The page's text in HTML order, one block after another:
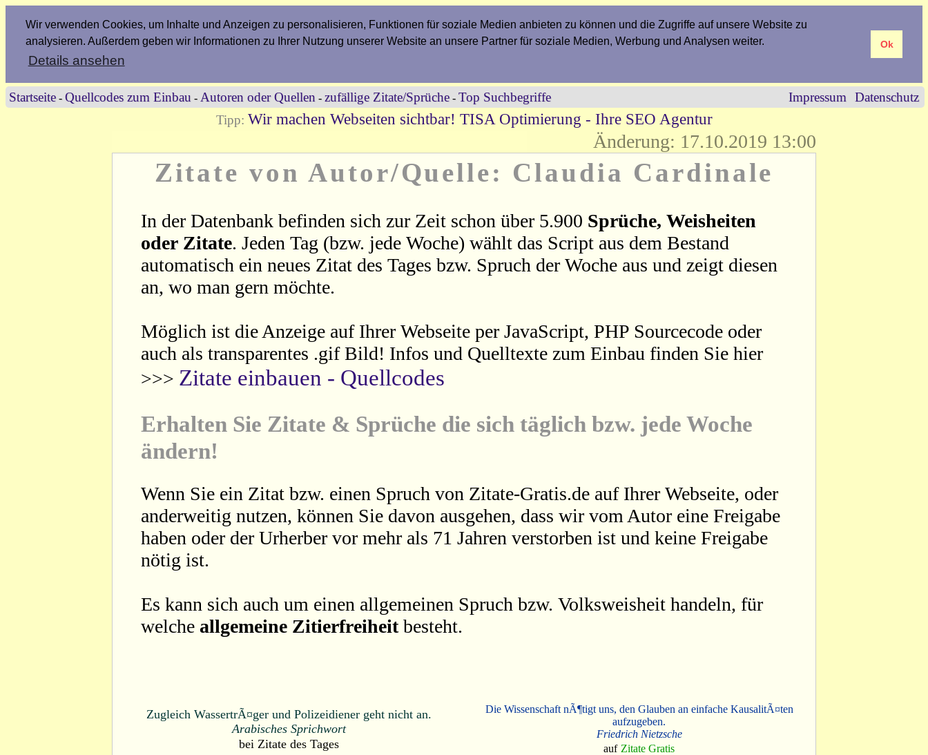
Wir verwenden Cookies, um Inhalte und Anzeigen zu personalisieren, Funktionen für soziale Medien anbieten zu können und die Zugriffe auf unsere Website zu
analysieren. Außerdem geben wir Informationen zu Ihrer Nutzung unserer Website an unsere Partner für soziale Medien, Werbung und Analysen weiter.
Details ansehen
Ok
Startseite - Quellcodes zum Einbau - Autoren oder Quellen - zufällige Zitate/Sprüche - Top Suchbegriffe Impressum
Datenschutz
Tipp: Wir machen Webseiten sichtbar! TISA Optimierung - Ihre SEO Agentur
Änderung: 17.10.2019 13:00
Zitate von Autor/Quelle: Claudia Cardinale
In der Datenbank befinden sich zur Zeit schon über 5.900 Sprüche, Weisheiten
oder Zitate. Jeden Tag (bzw. jede Woche) wählt das Script aus dem Bestand
automatisch ein neues Zitat des Tages bzw. Spruch der Woche aus und zeigt diesen
an, wo man gern möchte.
Möglich ist die Anzeige auf Ihrer Webseite per JavaScript, PHP Sourcecode oder
auch als transparentes .gif Bild! Infos und Quelltexte zum Einbau finden Sie hier
>>> Zitate einbauen - Quellcodes
Erhalten Sie Zitate & Sprüche die sich täglich bzw. jede Woche
ändern!
Wenn Sie ein Zitat bzw. einen Spruch von Zitate-Gratis.de auf Ihrer Webseite, oder
anderweitig nutzen, können Sie davon ausgehen, dass wir vom Autor eine Freigabe
haben oder der Urherber vor mehr als 71 Jahren verstorben ist und keine Freigabe
nötig ist.
Es kann sich auch um einen allgemeinen Spruch bzw. Volksweisheit handeln, für
welche allgemeine Zitierfreiheitbesteht.
Zugleich WassertrÃ¤ger und Polizeidiener geht nicht an.
Arabisches Sprichwort
bei Zitate des Tages
Die Wissenschaft nÃ¶tigt uns, den Glauben an einfache KausalitÃ¤ten
aufzugeben.
Friedrich Nietzsche
auf Zitate Gratis